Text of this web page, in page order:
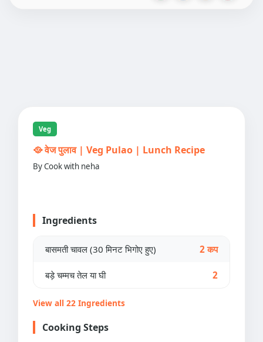
Veg
🥘 वेज पुलाव | Veg Pulao | Lunch Recipe
By Cook with neha
Ingredients
बासमती चावल (30 मिनट भिगोए हुए) 2 कप
बड़े चम्मच तेल या घी 2
View all 22 Ingredients
Cooking Steps